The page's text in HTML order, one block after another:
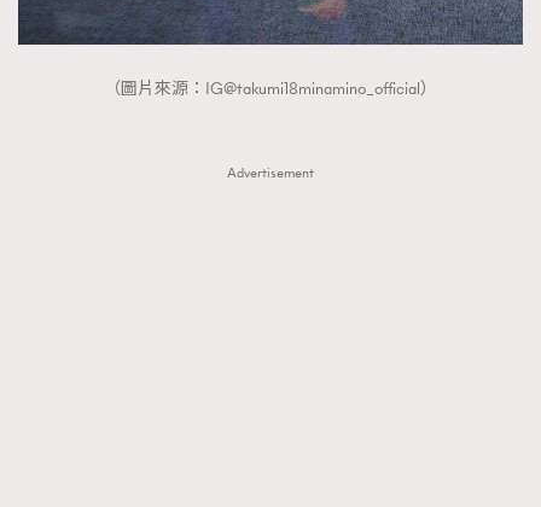
（圖片來源：IG@takumi18minamino_official）
Advertisement